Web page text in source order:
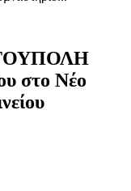
στο Νέο